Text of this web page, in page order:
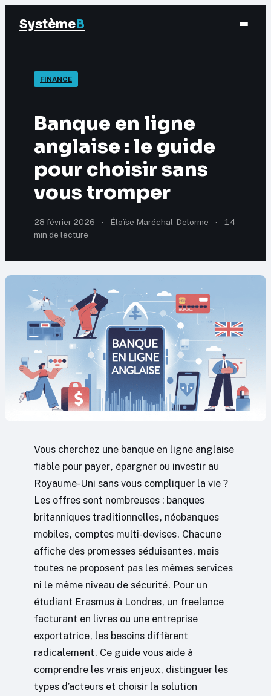
SystèmeB
Finance
Éducation & Emploi
Marketing
FINANCE
Banque en ligne
anglaise : le guide
pour choisir sans
vous tromper
28 février 2026 · Éloïse Maréchal-Delorme ·
14
min de lecture
Vous cherchez une banque en ligne anglaise
fiable pour payer, épargner ou investir au
Royaume-Uni sans vous compliquer la vie ?
Les offres sont nombreuses : banques
britanniques traditionnelles, néobanques
mobiles, comptes multi-devises. Chacune
affiche des promesses séduisantes, mais
toutes ne proposent pas les mêmes services
ni le même niveau de sécurité. Pour un
étudiant Erasmus à Londres, un freelance
facturant en livres ou une entreprise
exportatrice, les besoins diffèrent
radicalement. Ce guide vous aide à
comprendre les vrais enjeux, distinguer les
types d’acteurs et choisir la solution